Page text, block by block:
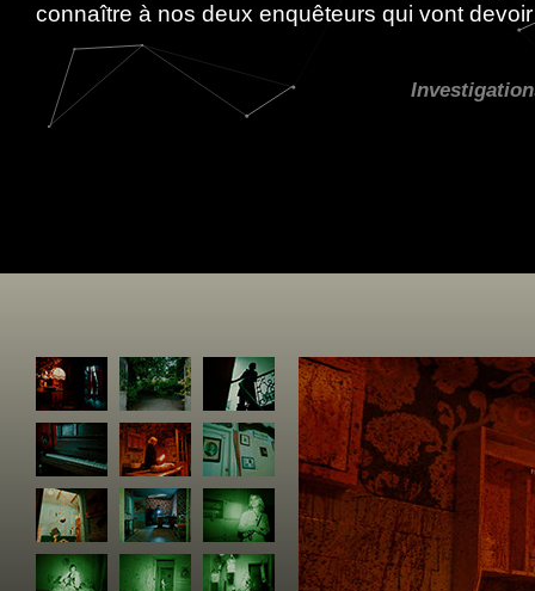
connaître à nos deux enquêteurs qui vont